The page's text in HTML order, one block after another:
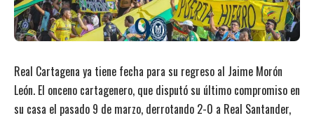
Real Cartagena ya tiene fecha para su regreso al Jaime Morón
León. El onceno cartagenero, que disputó su último compromiso en
su casa el pasado 9 de marzo, derrotando 2-0 a Real Santander,